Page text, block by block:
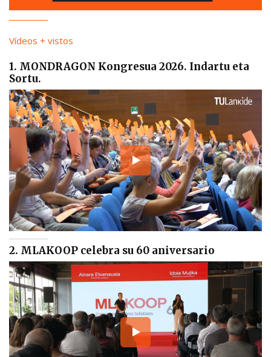
Vídeos + vistos
1. MONDRAGON Kongresua 2026. Indartu eta
Sortu.
2. MLAKOOP celebra su 60 aniversario